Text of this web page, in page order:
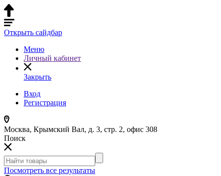
Открыть сайдбар
Меню
Личный кабинет
Закрыть
Вход
Регистрация
Москва, Крымский Вал, д. 3, стр. 2, офис 308
Поиск
Посмотреть все результаты